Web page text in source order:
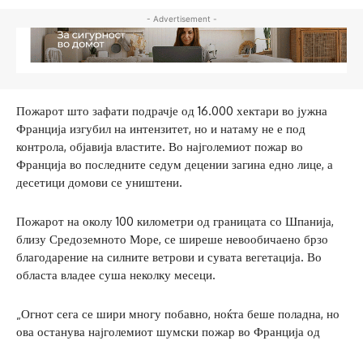
- Advertisement -
Пожарот што зафати подрачје од 16.000 хектари во јужна
Франција изгубил на интензитет, но и натаму не е под
контрола, објавија властите. Во најголемиот пожар во
Франција во последните седум децении загина едно лице, а
десетици домови се уништени.
Пожарот на околу 100 километри од границата со Шпанија,
близу Средоземното Море, се ширеше невообичаено брзо
благодарение на силните ветрови и сувата вегетација. Во
областа владее суша неколку месеци.
„Огнот сега се шири многу побавно, ноќта беше поладна, но
ова останува најголемиот шумски пожар во Франција од